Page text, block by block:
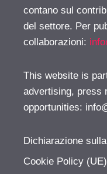
contano sul
del settore. Per
collaborazioni:
This website is
advertising, press
opportunities:
Dichiarazione
Cookie Policy (UE)